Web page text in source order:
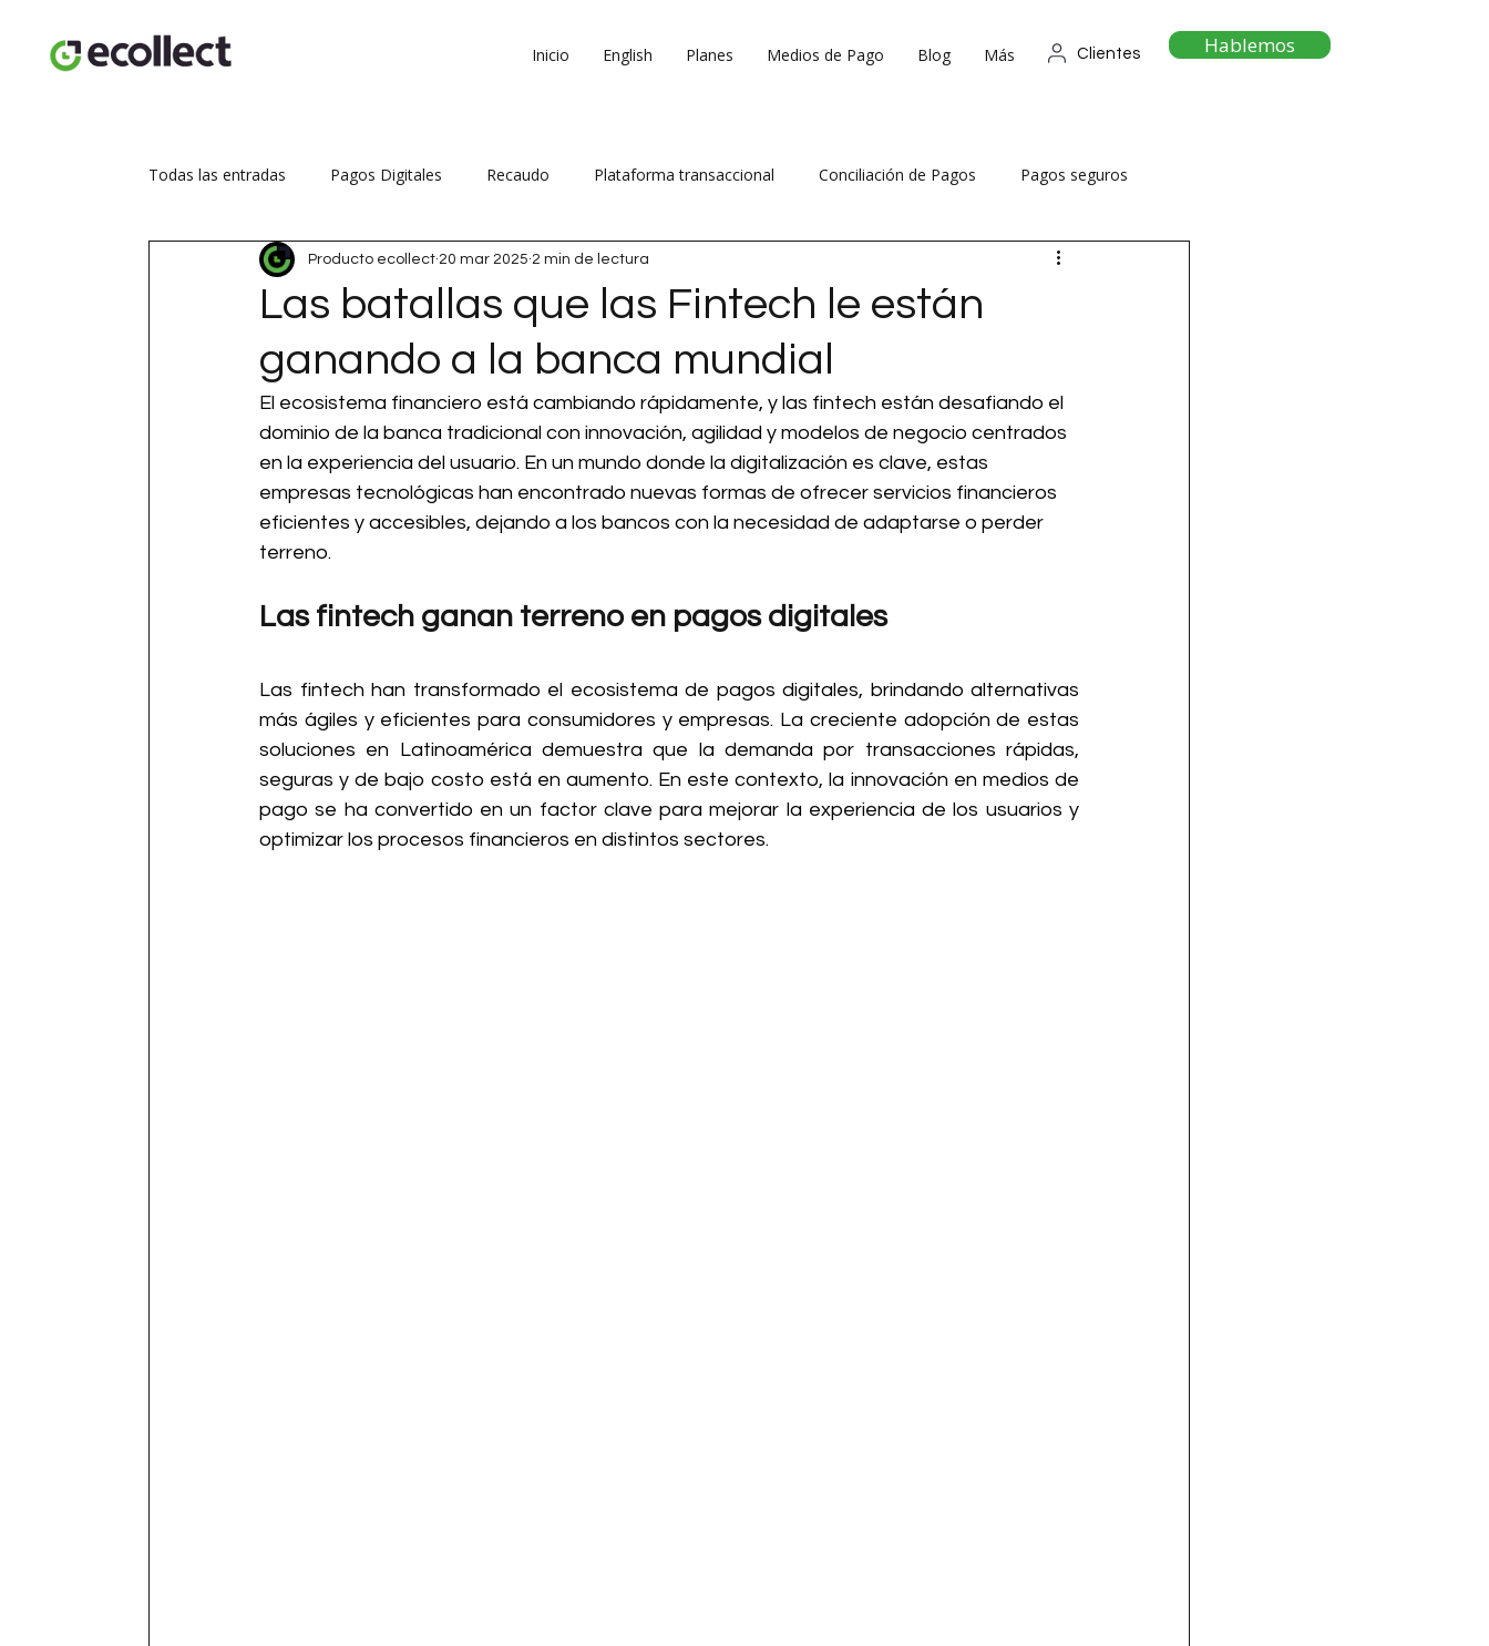
Inicio English Planes Medios de Pago Blog Más Clientes Hablemos
Todas las entradas Pagos Digitales Recaudo Plataforma transaccional Conciliación de Pagos Pagos seguros
Seguridad transaccional Aumenta tus ventas Reduce costos operativos
Las batallas que las Fintech le están
ganando a la banca mundial
Producto ecollect 20 mar 2025 2 min de lectura
El ecosistema financiero está cambiando rápidamente, y las fintech están desafiando el
dominio de la banca tradicional con innovación, agilidad y modelos de negocio centrados
en la experiencia del usuario. En un mundo donde la digitalización es clave, estas
empresas tecnológicas han encontrado nuevas formas de ofrecer servicios financieros
eficientes y accesibles, dejando a los bancos con la necesidad de adaptarse o perder
terreno.
Las fintech ganan terreno en pagos digitales
Las fintech han transformado el ecosistema de pagos digitales, brindando alternativas
más ágiles y eficientes para consumidores y empresas. La creciente adopción de estas
soluciones en Latinoamérica demuestra que la demanda por transacciones rápidas,
seguras y de bajo costo está en aumento. En este contexto, la innovación en medios de
pago se ha convertido en un factor clave para mejorar la experiencia de los usuarios y
optimizar los procesos financieros en distintos sectores.